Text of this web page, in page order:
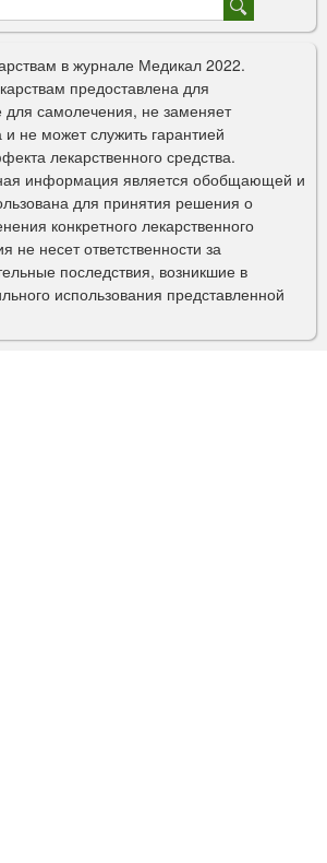
в журнале Медикал 2022.
предоставлена для
для самолечения, не заменяет
и не может служить гарантией
лекарственного средства.
информация является обобщающей и
для принятия решения о
конкретного лекарственного
не несет ответственности за
последствия, возникшие в
использования представленной